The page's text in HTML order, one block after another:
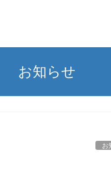
お知らせ
お